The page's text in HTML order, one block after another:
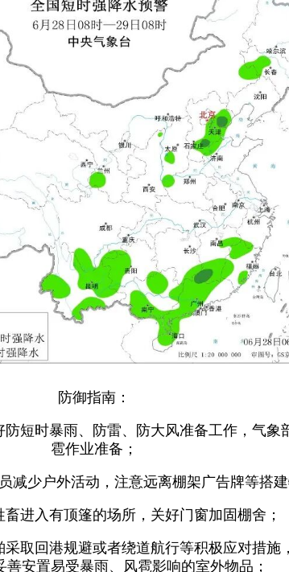
防御指南：
短时暴雨、防雷、防大风准备工作，气象
雹作业准备；
减少户外活动，注意远离棚架广告牌等搭建
进入有顶篷的场所，关好门窗加固棚舍；
取回港规避或者绕道航行等积极应对措施
善安置易受暴雨、风雹影响的室外物品；